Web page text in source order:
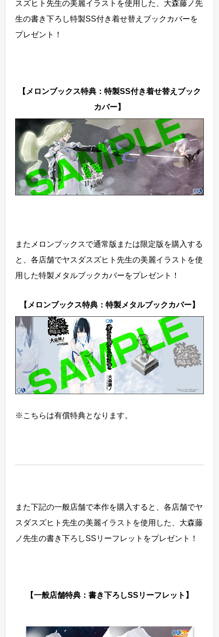
スズヒト先生の美麗イラストを使用した、大森藤ノ先
生の書き下ろし特製SS付き着せ替えブックカバーを
プレゼント！
【メロンブックス特典：特製SS付き着せ替えブック
カバー】
またメロンブックスで通常版または限定版を購入する
と、各店舗でヤスダスズヒト先生の美麗イラストを使
用した特製メタルブックカバーをプレゼント！
【メロンブックス特典：特製メタルブックカバー】
※こちらは有償特典となります。
また下記の一般店舗で本作を購入すると、各店舗でヤ
スダスズヒト先生の美麗イラストを使用した、大森藤
ノ先生の書き下ろしSSリーフレットをプレゼント！
【一般店舗特典：書き下ろしSSリーフレット】